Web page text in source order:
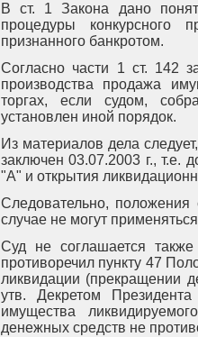
В ст. 1 Закона дано
процедуры конкурсного
признанного банкротом.
Согласно части 1 ст. 142
производства продажа
торгах, если судом,
установлен иной порядок.
Из материалов дела
заключен 03.07.2003 г., т.е.
"А" и открытия
Следовательно,
случае не могут
Суд не соглашается
противоречил пункту 47
ликвидации (прекращении
утв. Декретом
имущества
денежных средств не